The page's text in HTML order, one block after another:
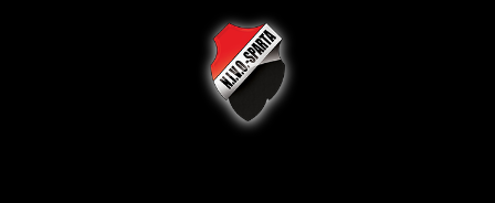
naar
inhoud